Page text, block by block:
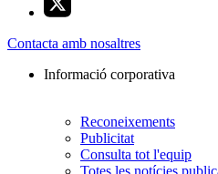
Contacta amb nosaltres
Informació corporativa
Reconeixements
Publicitat
Consulta tot l'equip
Totes les notícies